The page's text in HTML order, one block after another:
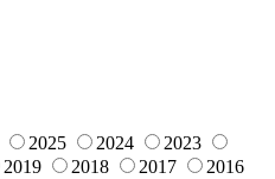
2025 2024
2023
2019 2018 2017
2016